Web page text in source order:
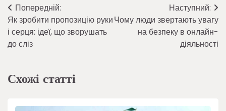
Навігація
записів
Попередній:
Як зробити пропозицію руки
і серця: ідеї, що зворушать
до сліз
Наступний:
Чому люди звертають увагу
на безпеку в онлайн-
діяльності
Схожі статті